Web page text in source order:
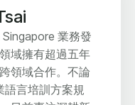
業務發
域擁有超過五年
領域合作。不論
語言培訓方案規